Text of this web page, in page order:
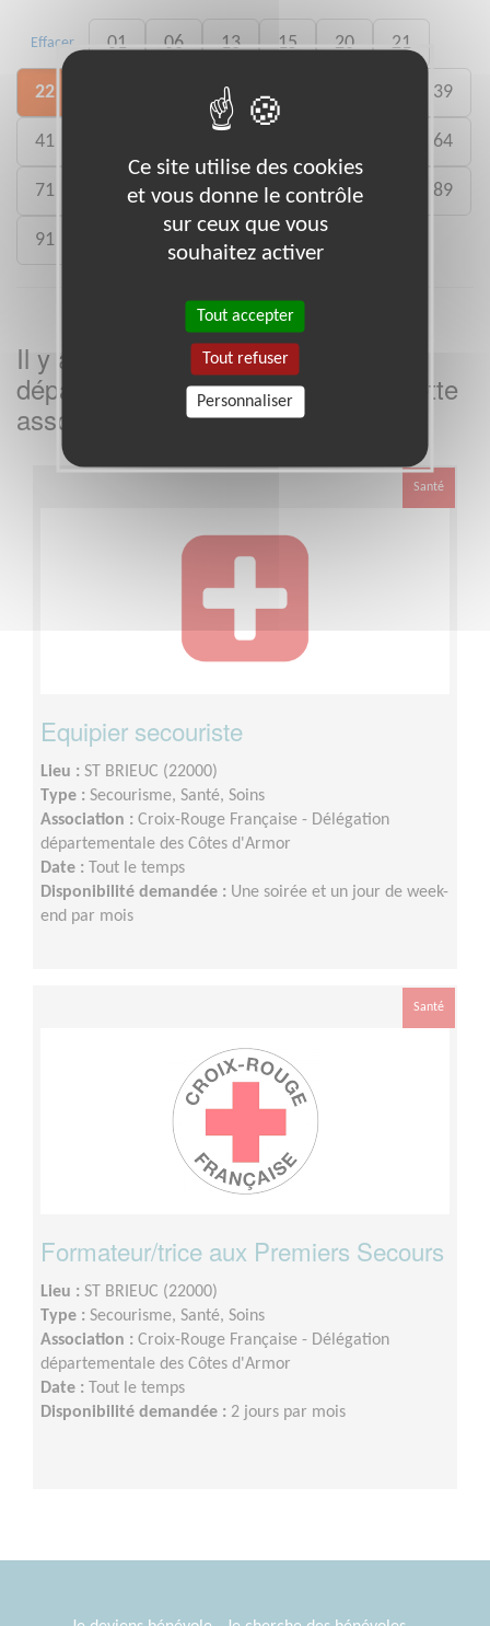
Effacer 01 06 13 15 20 21
22 29 33 39
41 64
71 75 77 78 80 89
91 988
Il y a
missions bénévoles dans le
département
Côtes-d'Armor
dans cette
association
Santé
Equipier secouriste
Lieu : ST BRIEUC (22000)
Type : Secourisme, Santé, Soins
Association : Croix-Rouge Française - Délégation
départementale des Côtes d'Armor
Date : Tout le temps
Disponibilité demandée : Une soirée et un jour de week-
end par mois
Santé
Formateur/trice aux Premiers Secours
Lieu : ST BRIEUC (22000)
Type : Secourisme, Santé, Soins
Association : Croix-Rouge Française - Délégation
départementale des Côtes d'Armor
Date : Tout le temps
Disponibilité demandée : 2 jours par mois
Ce site utilise des cookies
et vous donne le contrôle
sur ceux que vous
souhaitez activer
Tout accepter
Tout refuser
Personnaliser